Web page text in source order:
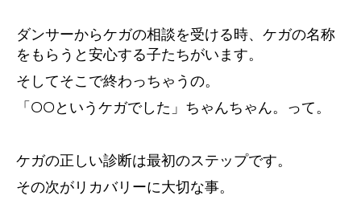
ダンサーからケガの相談を受ける時、ケガの名称
をもらうと安心する子たちがいます。
そしてそこで終わっちゃうの。
「OOというケガでした」ちゃんちゃん。って。
ケガの正しい診断は最初のステップです。
その次がリカバリーに大切な事。